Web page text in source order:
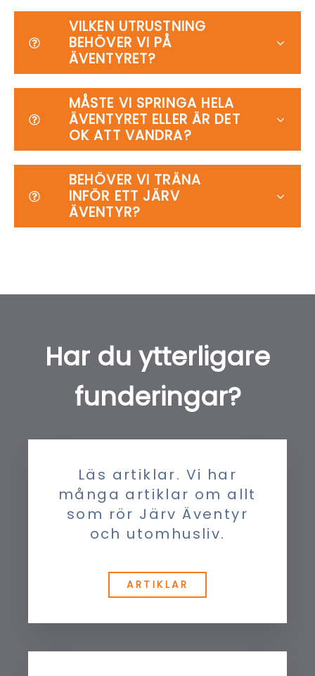
VILKEN UTRUSTNING
BEHÖVER VI PÅ
ÄVENTYRET?
MÅSTE VI SPRINGA HELA
ÄVENTYRET ELLER ÄR DET
OK ATT VANDRA?
BEHÖVER VI TRÄNA
INFÖR ETT JÄRV
ÄVENTYR?
Har du ytterligare
funderingar?
Läs artiklar. Vi har
många artiklar om allt
som rör Järv Äventyr
och utomhusliv.
ARTIKLAR